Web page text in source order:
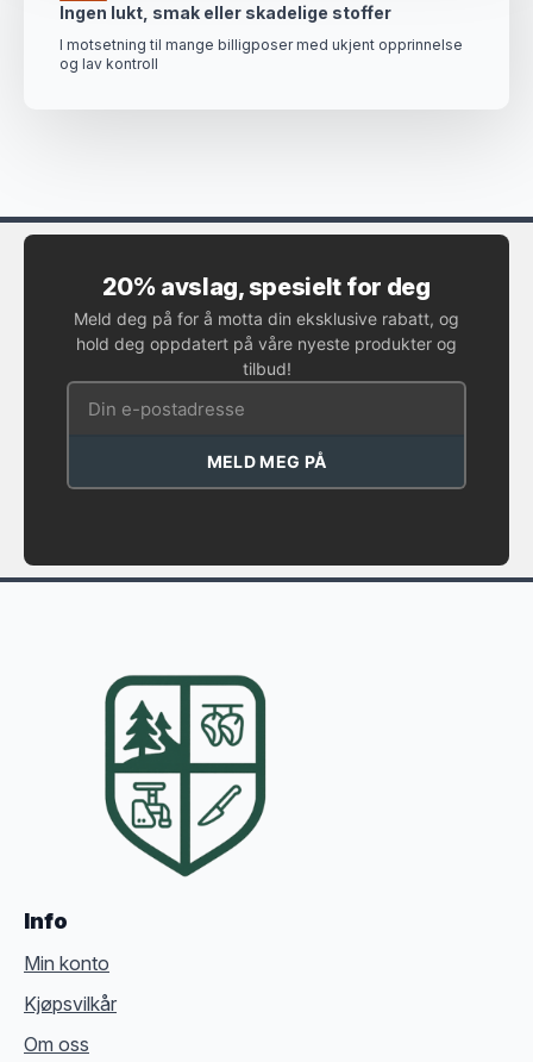
Ingen lukt, smak eller skadelige stoffer
I motsetning til mange billigposer med ukjent opprinnelse
og lav kontroll
20% avslag, spesielt for deg
Meld deg på for å motta din eksklusive rabatt, og
hold deg oppdatert på våre nyeste produkter og
tilbud!
MELD MEG PÅ
Info
Min konto
Kjøpsvilkår
Om oss